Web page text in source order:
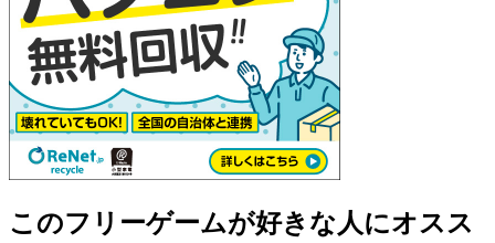
このフリーゲームが好きな人にオスス